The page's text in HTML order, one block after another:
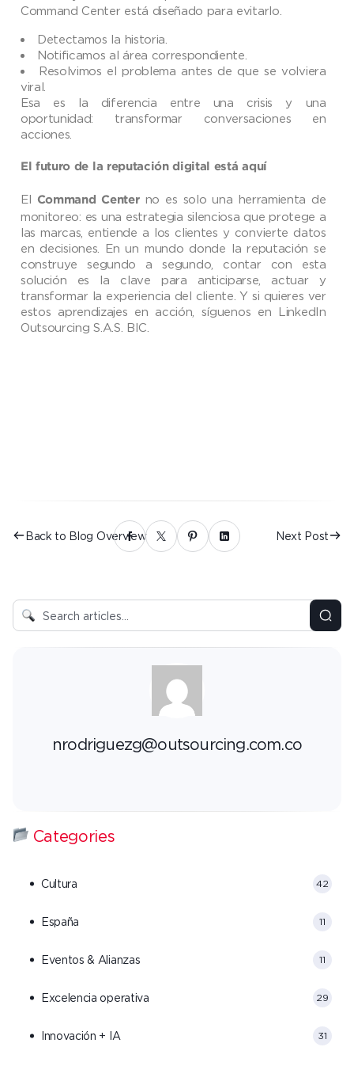
Command Center está diseñado para evitarlo.
Detectamos la historia.
Notificamos al área correspondiente.
Resolvimos el problema antes de que se volviera
viral.
Esa es la diferencia entre una crisis y una
oportunidad: transformar conversaciones en
acciones.
El futuro de la reputación digital está aquí
El Command Centerno es solo una herramienta de
monitoreo: es una estrategia silenciosa que protege a
las marcas, entiende a los clientes y convierte datos
en decisiones. En un mundo donde la reputación se
construye segundo a segundo, contar con esta
solución es la clave para anticiparse, actuar y
transformar la experiencia del cliente. Y si quieres ver
estos aprendizajes en acción, síguenos en LinkedIn
Outsourcing S.A.S. BIC.
Back to Blog Overview Next Post
nrodriguezg@outsourcing.com.co
Categories
Cultura 42
España 11
Eventos & Alianzas 11
Excelencia operativa 29
Innovación + IA 31